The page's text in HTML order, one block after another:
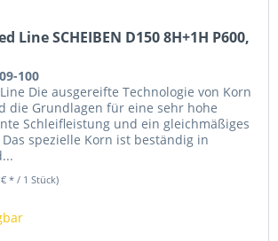
Line SCHEIBEN D150 8H+1H P600,
100
Line Die ausgereifte Technologie von Korn
die Grundlagen für eine sehr hohe
Schleifleistung und ein gleichmäßiges
spezielle Korn ist beständig in
* / 1 Stück)